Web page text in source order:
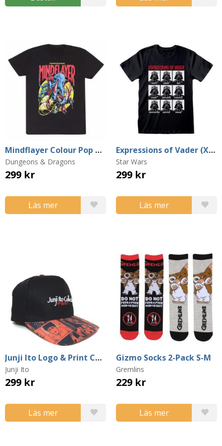
Mindflayer Colour Pop T-Shirt (Large)
Dungeons & Dragons
299 kr
Läs mer
Expressions of Vader (XX-Large)
Star Wars
299 kr
Läs mer
Junji Ito Logo & Print Cap (One Size)
Junji Ito
299 kr
Läs mer
Gizmo Socks 2-Pack S-M
Gremlins
229 kr
Läs mer